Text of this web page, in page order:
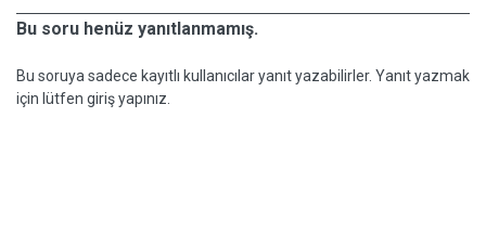
Bu soru henüz yanıtlanmamış.
Bu soruya sadece kayıtlı kullanıcılar yanıt yazabilirler. Yanıt yazmak
için lütfen giriş yapınız.